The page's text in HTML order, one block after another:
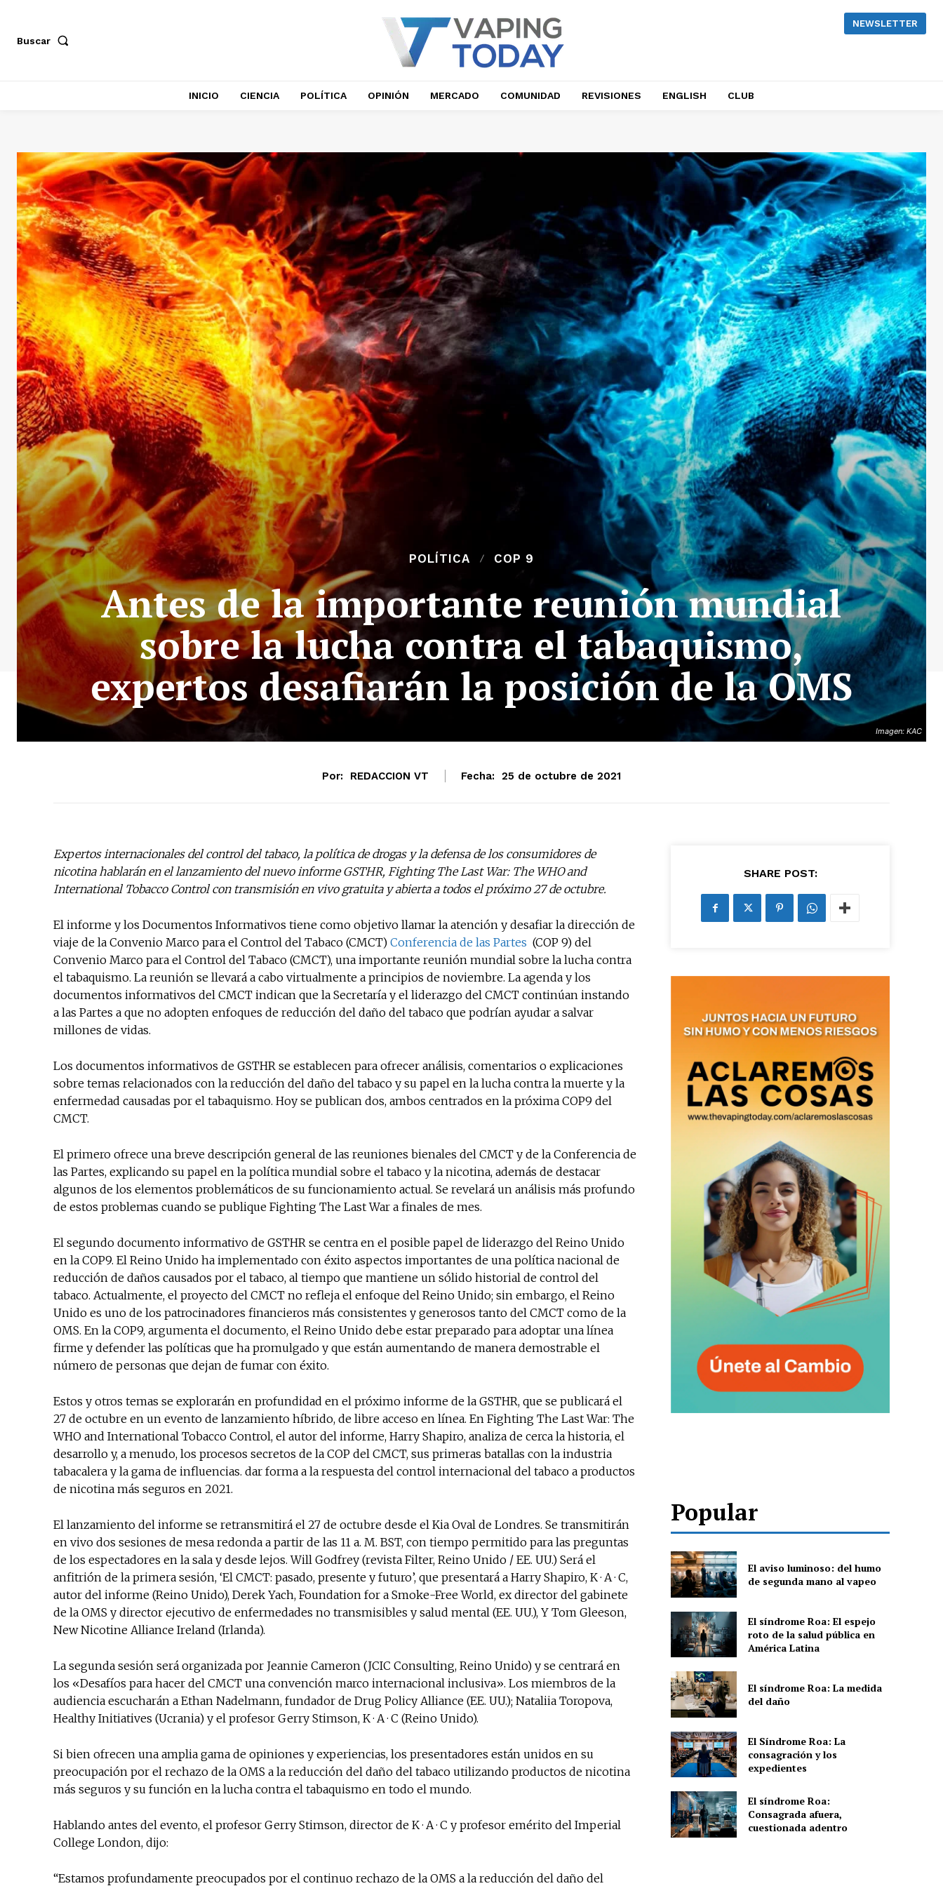
No te pierdas de las últimas
Suscríbete a nuestro boletín diario y recibe todas las
noticias del vapeo y la reducción de daños en tu correo
electrónico.
Subscribe to our daily clipping and receive all the news
SUBSCRIBIRSE
Buscar
NEWSLETTER
INICIO CIENCIA POLÍTICA OPINIÓN MERCADO COMUNIDAD REVISIONES ENGLISH CLUB
Imagen: KAC
POLÍTICA COP 9
Antes de la importante reunión mundial
sobre la lucha contra el tabaquismo,
expertos desafiarán la posición de la OMS
Por: REDACCION VT Fecha: 25 de octubre de 2021
Expertos internacionales del control del tabaco, la política de drogas y la defensa de los consumidores de
nicotina hablarán en el lanzamiento del nuevo informe GSTHR, Fighting The Last War: The WHO and
International Tobacco Control con transmisión en vivo gratuita y abierta a todos el próximo 27 de octubre.
El informe y los Documentos Informativos tiene como objetivo llamar la atención y desafiar la dirección de
viaje de la Convenio Marco para el Control del Tabaco (CMCT) Conferencia de las Partes (COP 9) del
Convenio Marco para el Control del Tabaco (CMCT), una importante reunión mundial sobre la lucha contra
el tabaquismo. La reunión se llevará a cabo virtualmente a principios de noviembre. La agenda y los
documentos informativos del CMCT indican que la Secretaría y el liderazgo del CMCT continúan instando
a las Partes a que no adopten enfoques de reducción del daño del tabaco que podrían ayudar a salvar
millones de vidas.
Los documentos informativos de GSTHR se establecen para ofrecer análisis, comentarios o explicaciones
sobre temas relacionados con la reducción del daño del tabaco y su papel en la lucha contra la muerte y la
enfermedad causadas por el tabaquismo. Hoy se publican dos, ambos centrados en la próxima COP9 del
CMCT.
El primero ofrece una breve descripción general de las reuniones bienales del CMCT y de la Conferencia de
las Partes, explicando su papel en la política mundial sobre el tabaco y la nicotina, además de destacar
algunos de los elementos problemáticos de su funcionamiento actual. Se revelará un análisis más profundo
de estos problemas cuando se publique Fighting The Last War a finales de mes.
El segundo documento informativo de GSTHR se centra en el posible papel de liderazgo del Reino Unido
en la COP9. El Reino Unido ha implementado con éxito aspectos importantes de una política nacional de
reducción de daños causados ​​por el tabaco, al tiempo que mantiene un sólido historial de control del
tabaco. Actualmente, el proyecto del CMCT no refleja el enfoque del Reino Unido; sin embargo, el Reino
Unido es uno de los patrocinadores financieros más consistentes y generosos tanto del CMCT como de la
OMS. En la COP9, argumenta el documento, el Reino Unido debe estar preparado para adoptar una línea
firme y defender las políticas que ha promulgado y que están aumentando de manera demostrable el
número de personas que dejan de fumar con éxito.
Estos y otros temas se explorarán en profundidad en el próximo informe de la GSTHR, que se publicará el
27 de octubre en un evento de lanzamiento híbrido, de libre acceso en línea. En Fighting The Last War: The
WHO and International Tobacco Control, el autor del informe, Harry Shapiro, analiza de cerca la historia, el
desarrollo y, a menudo, los procesos secretos de la COP del CMCT, sus primeras batallas con la industria
tabacalera y la gama de influencias. dar forma a la respuesta del control internacional del tabaco a productos
de nicotina más seguros en 2021.
El lanzamiento del informe se retransmitirá el 27 de octubre desde el Kia Oval de Londres. Se transmitirán
en vivo dos sesiones de mesa redonda a partir de las 11 a. M. BST, con tiempo permitido para las preguntas
de los espectadores en la sala y desde lejos. Will Godfrey (revista Filter, Reino Unido / EE. UU.) Será el
anfitrión de la primera sesión, ‘El CMCT: pasado, presente y futuro’, que presentará a Harry Shapiro, K · A · C,
autor del informe (Reino Unido), Derek Yach, Foundation for a Smoke-Free World, ex director del gabinete
de la OMS y director ejecutivo de enfermedades no transmisibles y salud mental (EE. UU.), Y Tom Gleeson,
New Nicotine Alliance Ireland (Irlanda).
La segunda sesión será organizada por Jeannie Cameron (JCIC Consulting, Reino Unido) y se centrará en
los «Desafíos para hacer del CMCT una convención marco internacional inclusiva». Los miembros de la
audiencia escucharán a Ethan Nadelmann, fundador de Drug Policy Alliance (EE. UU.); Nataliia Toropova,
Healthy Initiatives (Ucrania) y el profesor Gerry Stimson, K · A · C (Reino Unido).
Si bien ofrecen una amplia gama de opiniones y experiencias, los presentadores están unidos en su
preocupación por el rechazo de la OMS a la reducción del daño del tabaco utilizando productos de nicotina
más seguros y su función en la lucha contra el tabaquismo en todo el mundo.
Hablando antes del evento, el profesor Gerry Stimson, director de K · A · C y profesor emérito del Imperial
College London, dijo:
“Estamos profundamente preocupados por el continuo rechazo de la OMS a la reducción del daño del
SHARE POST:
Popular
El aviso luminoso: del humo
de segunda mano al vapeo
El síndrome Roa: El espejo
roto de la salud pública en
América Latina
El síndrome Roa: La medida
del daño
El Síndrome Roa: La
consagración y los
expedientes
El síndrome Roa:
Consagrada afuera,
cuestionada adentro